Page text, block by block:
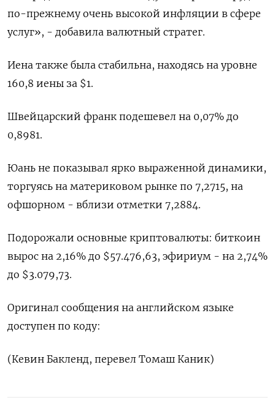
по-прежнему очень высокой инфляции в сфере
услуг», - добавила валютный стратег.
Иена также была стабильна, находясь на уровне
160,8 иены за $1.
Швейцарский франк подешевел на 0,07% до
0,8981.
Юань не показывал ярко выраженной динамики,
торгуясь на материковом рынке по 7,2715, на
офшорном - вблизи отметки 7,2884.
Подорожали основные криптовалюты: биткоин
вырос на 2,16% до $57.476,63, эфириум - на 2,74%
до $3.079,73.
Оригинал сообщения на английском языке
доступен по коду:
(Кевин Бакленд, перевел Томаш Каник)